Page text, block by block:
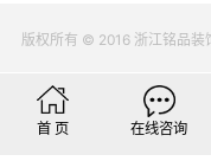
版权所有 © 2016 浙江铭品
首 页 在线咨询